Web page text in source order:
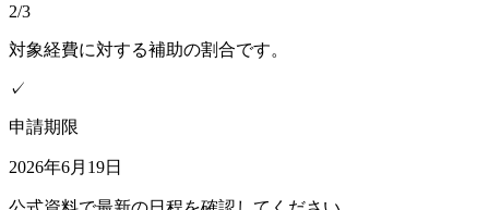
2/3
対象経費に対する補助の割合です。
✓
申請期限
2026年6月19日